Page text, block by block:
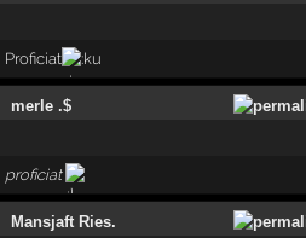
Proficiat
merle .$
proficiat
Mansjaft Ries.